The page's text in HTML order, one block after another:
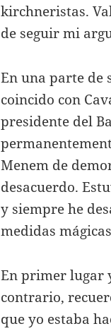
kirchneristas.
de seguir mi
En una parte de
coincido con
presidente del
Menem de
desacuerdo.
y siempre he
medidas
En primer lugar
contrario,
que yo estaba